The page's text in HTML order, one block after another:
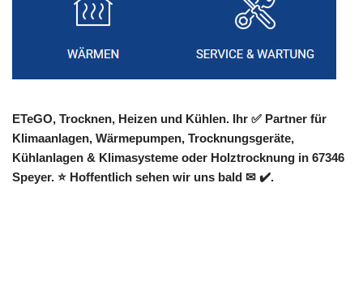
ETeGO, Trocknen, Heizen und Kühlen. Ihr ✅ Partner für
Klimaanlagen, Wärmepumpen, Trocknungsgeräte,
Kühlanlagen & Klimasysteme oder Holztrocknung in 67346
Speyer. ⭐ Hoffentlich sehen wir uns bald ✉ ✔️.